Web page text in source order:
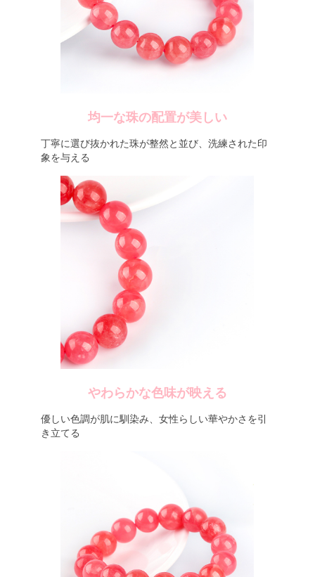
均一な珠の配置が美しい
丁寧に選び抜かれた珠が整然と並び、洗練された印
象を与える
やわらかな色味が映える
優しい色調が肌に馴染み、女性らしい華やかさを引
き立てる